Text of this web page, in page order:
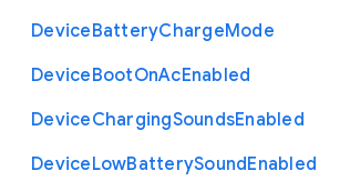
から画面を暗くするまでの時間（ミリ秒）",
       "minimum": 0,
      },
       "description": "ユーザー入力が行われなくなって
       "minimum": 0,
DeviceBatteryChargeMode
DeviceBootOnAcEnabled
DeviceChargingSoundsEnabled
DeviceLowBatterySoundEnabled